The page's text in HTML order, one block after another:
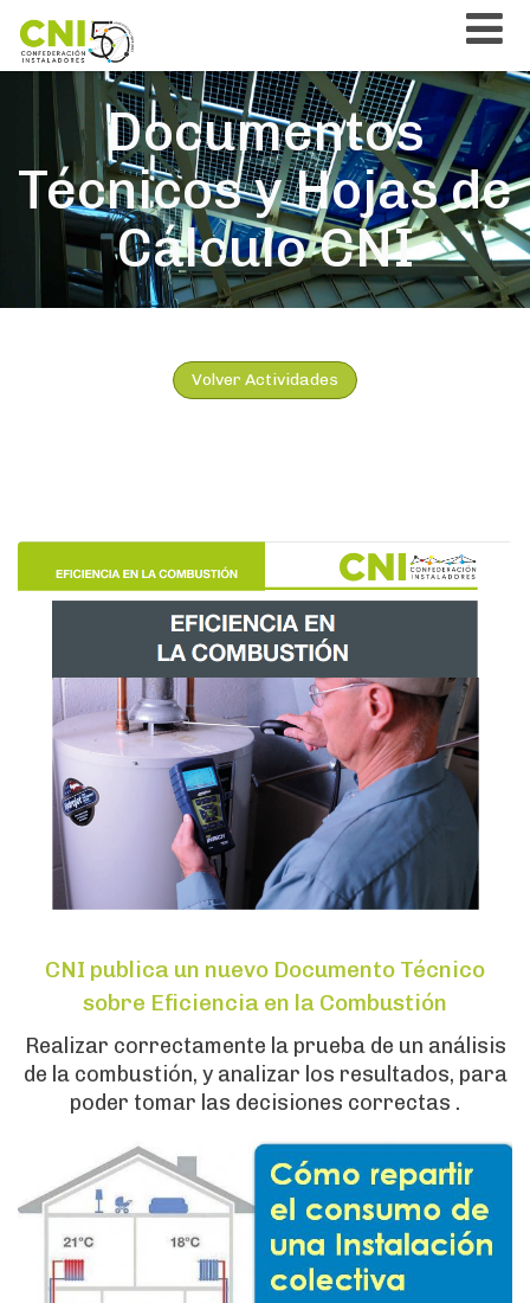
Documentos
Técnicos y Hojas de
Cálculo CNI
Volver Actividades
CNI publica un nuevo Documento Técnico
sobre Eficiencia en la Combustión
Realizar correctamente la prueba de un análisis
de la combustión, y analizar los resultados, para
poder tomar las decisiones correctas .